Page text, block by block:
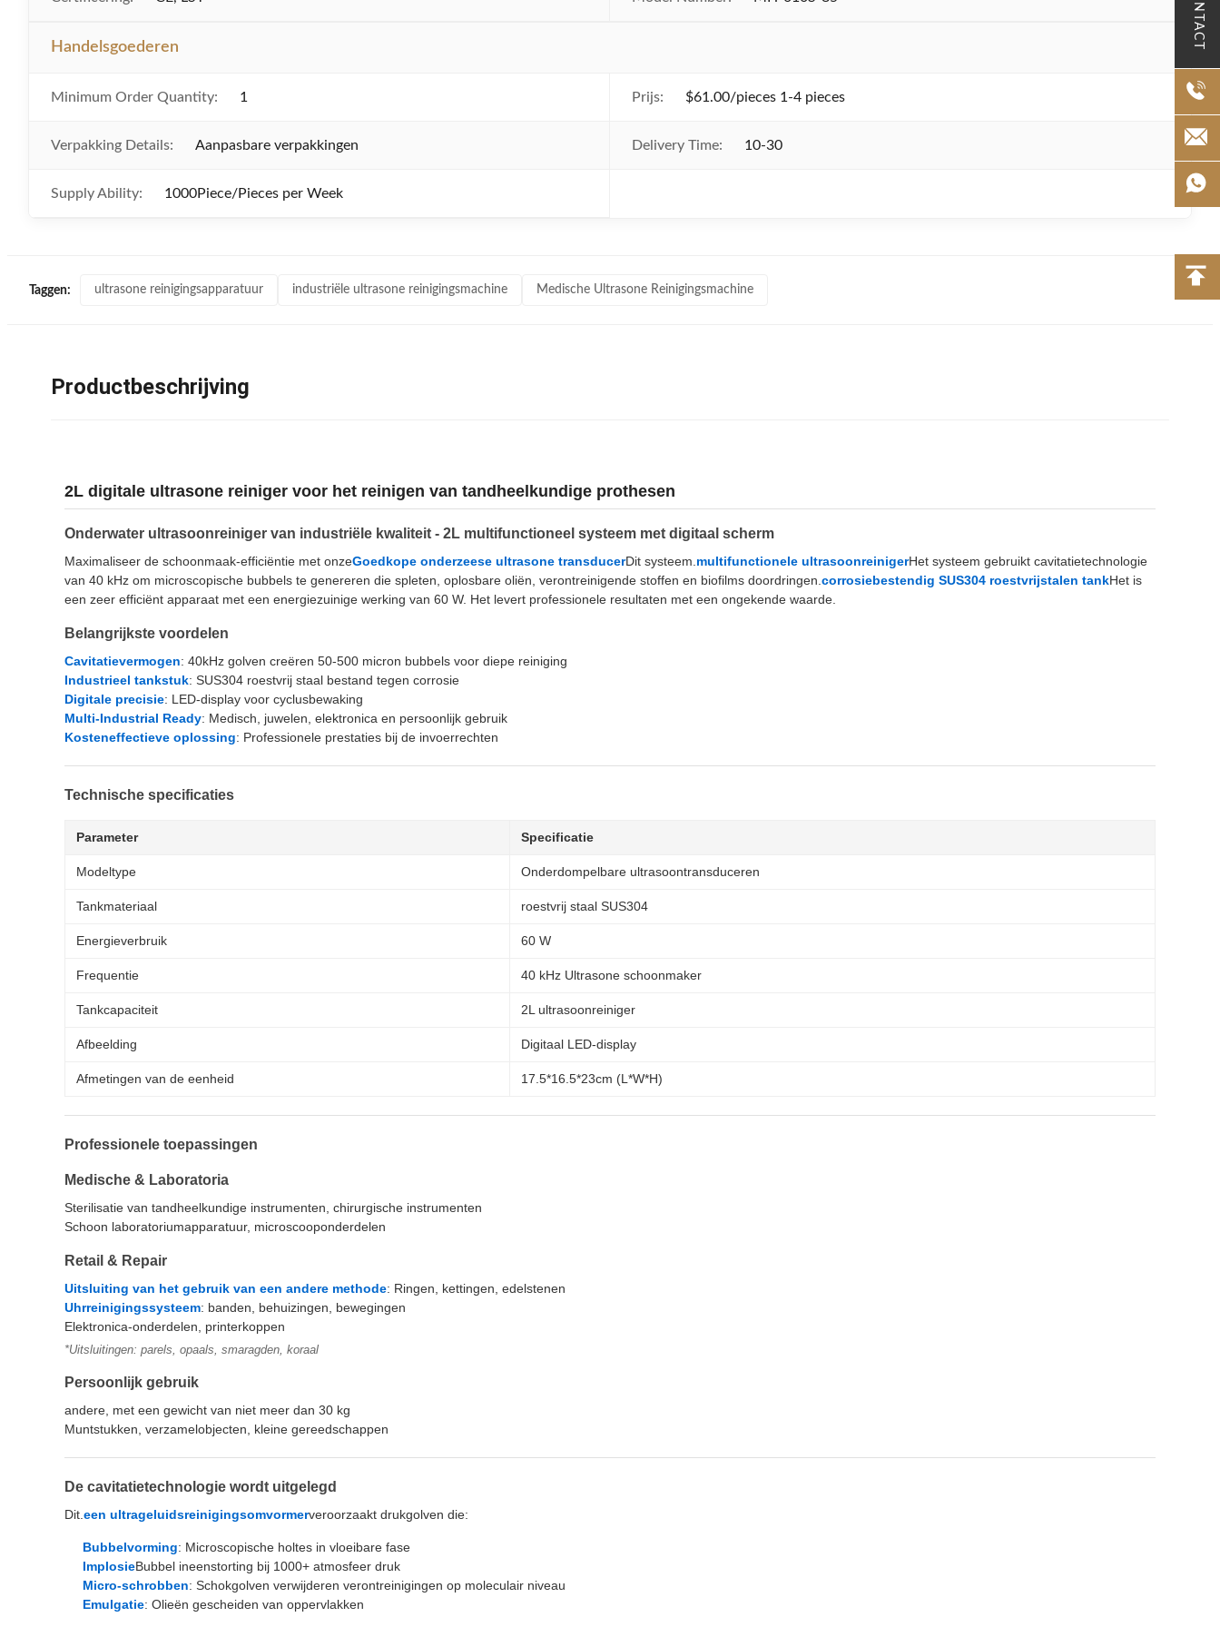
CONTACT
Handelsgoederen
Minimum Order Quantity: 1 Prijs: $61.00/pieces 1-4 pieces
Verpakking Details: Aanpasbare verpakkingen Delivery Time: 10-30
Supply Ability: 1000Piece/Pieces per Week
Taggen: ultrasone reinigingsapparatuur industriële ultrasone reinigingsmachine Medische Ultrasone Reinigingsmachine
Productbeschrijving
2L digitale ultrasone reiniger voor het reinigen van tandheelkundige prothesen
Onderwater ultrasoonreiniger van industriële kwaliteit - 2L multifunctioneel systeem met digitaal scherm
Maximaliseer de schoonmaak-efficiëntie met onzeGoedkope onderzeese ultrasone transducerDit systeem. multifunctionele ultrasoonreinigerHet systeem gebruikt cavitatietechnologie
van 40 kHz om microscopische bubbels te genereren die spleten, oplosbare oliën, verontreinigende stoffen en biofilms doordringen. corrosiebestendig SUS304 roestvrijstalen tankHet is
een zeer efficiënt apparaat met een energiezuinige werking van 60 W. Het levert professionele resultaten met een ongekende waarde.
Belangrijkste voordelen
Cavitatievermogen: 40kHz golven creëren 50-500 micron bubbels voor diepe reiniging
Industrieel tankstuk: SUS304 roestvrij staal bestand tegen corrosie
Digitale precisie: LED-display voor cyclusbewaking
Multi-Industrial Ready: Medisch, juwelen, elektronica en persoonlijk gebruik
Kosteneffectieve oplossing: Professionele prestaties bij de invoerrechten
Technische specificaties
Parameter Specificatie
Modeltype Onderdompelbare ultrasoontransduceren
Tankmateriaal roestvrij staal SUS304
Energieverbruik 60 W
Frequentie 40 kHz Ultrasone schoonmaker
Tankcapaciteit 2L ultrasoonreiniger
Afbeelding Digitaal LED-display
Afmetingen van de eenheid 17.5*16.5*23cm (L*W*H)
Professionele toepassingen
Medische & Laboratoria
Sterilisatie van tandheelkundige instrumenten, chirurgische instrumenten
Schoon laboratoriumapparatuur, microscooponderdelen
Retail & Repair
Uitsluiting van het gebruik van een andere methode: Ringen, kettingen, edelstenen
Uhrreinigingssysteem: banden, behuizingen, bewegingen
Elektronica-onderdelen, printerkoppen
*Uitsluitingen: parels, opaals, smaragden, koraal
Persoonlijk gebruik
andere, met een gewicht van niet meer dan 30 kg
Muntstukken, verzamelobjecten, kleine gereedschappen
De cavitatietechnologie wordt uitgelegd
Dit. een ultrageluidsreinigingsomvormerveroorzaakt drukgolven die:
Bubbelvorming: Microscopische holtes in vloeibare fase
ImplosieBubbel ineenstorting bij 1000+ atmosfeer druk
Micro-schrobben: Schokgolven verwijderen verontreinigingen op moleculair niveau
Emulgatie: Olieën gescheiden van oppervlakken